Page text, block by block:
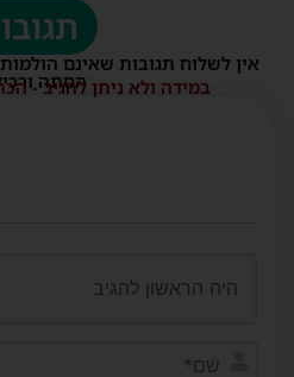
תגובות
אין לשלוח תגובות שאינם הולמות
הסתה
במידה ולא ניתן להגיב -